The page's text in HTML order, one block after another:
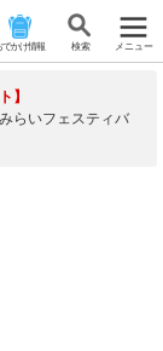
でかけ情報 検 索 メニュー
】
らいフェスティバ